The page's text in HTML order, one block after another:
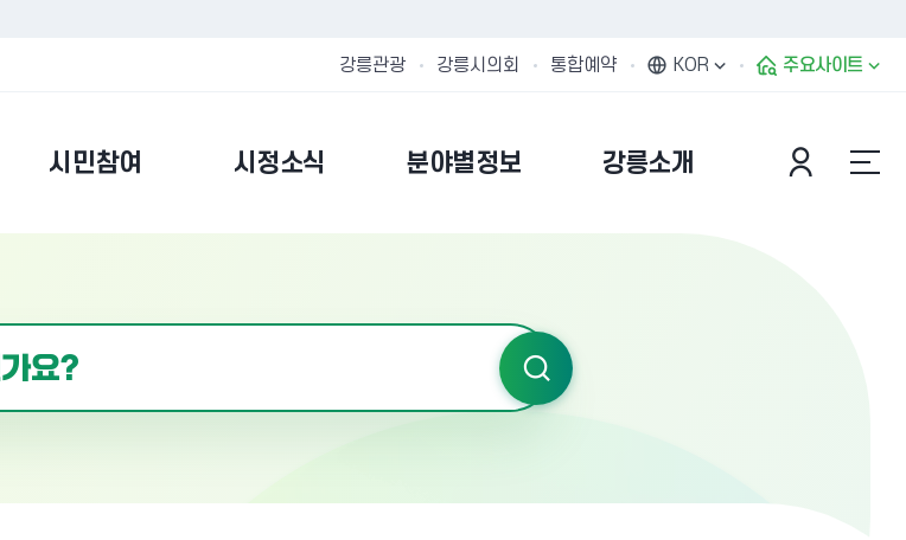
강릉관광 강릉시의회 통합예약 KOR 주요사이트
시민참여 시정소식 분야별정보 강릉소개